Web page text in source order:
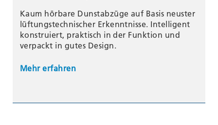
Kaum hörbare Dunstabzüge auf Basis neuster
lüftungstechnischer Erkenntnisse. Intelligent
konstruiert, praktisch in der Funktion und
verpackt in gutes Design.
Mehr erfahren